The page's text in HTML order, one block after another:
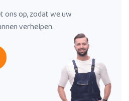
ons op, zodat we uw
verhelpen.